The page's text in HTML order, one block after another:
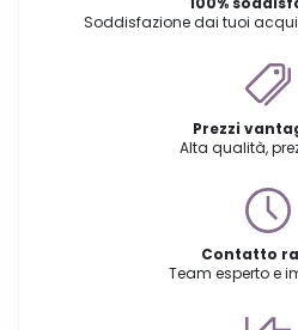
Soddisfazione dai tuoi
Prezzi
Alta qualità,
Contatto
Team esperto e